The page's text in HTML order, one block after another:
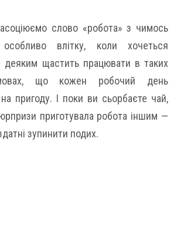
слово «робота» з чимось
влітку, коли хочеться
деяким щастить працювати в таких
що кожен робочий день
пригоду. І поки ви сьорбаєте чай,
приготувала робота іншим —
зупинити подих.